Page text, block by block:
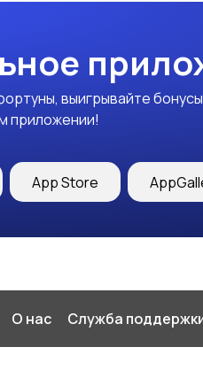
выигрывайте
приложении!
App Store
О нас Служба